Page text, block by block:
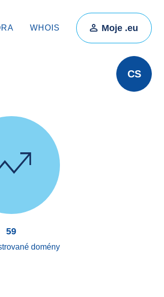
WHOIS Moje .eu
CS
59
domény